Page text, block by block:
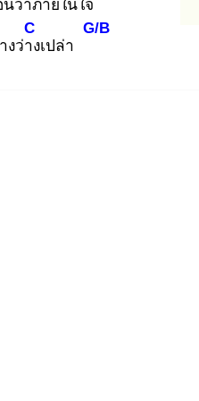
นว่าภาย ในใจ
งว่าง
C
เปล่า
G/B